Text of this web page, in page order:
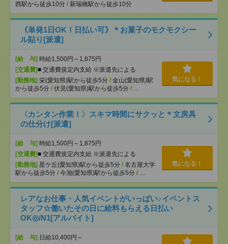
西駅から徒歩10分 / 新瑞橋駅から徒歩10分
《単発1日OK！日払い可》＊お菓子のモクモクシー
ル貼り[派遣]
[給 与] 時給1,500円～1,875円
[交通費]■ 交通費規定内支給 ※派遣先による
[勤務地] 栄(愛知県)駅から徒歩5分 / 金山(愛知県)駅
から徒歩5分 / 伏見(愛知県)駅から徒歩5分 / …
気になる！
〈カンタン作業！〉スキマ時間にサクッと＊文房具
の仕分け[派遣]
[給 与] 時給1,500円～1,875円
[交通費]■ 交通費規定内支給 ※派遣先による
[勤務地] 星ケ丘(愛知県)駅から徒歩5分 / 名古屋大学
駅から徒歩5分 / 今池(愛知県)駅から徒歩5分 / …
気になる！
レアなお仕事・人気イベントがいっぱい♪イベントス
タッフ☆働いたその日に給料もらえる日払い
OK◎/N1[アルバイト]
[給 与] 日給10,400円～